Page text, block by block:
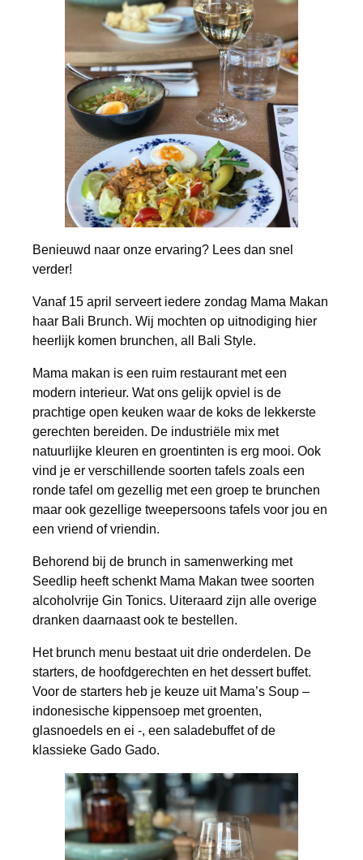
Benieuwd naar onze ervaring? Lees dan snel
verder!
Vanaf 15 april serveert iedere zondag Mama Makan
haar Bali Brunch. Wij mochten op uitnodiging hier
heerlijk komen brunchen, all Bali Style.
Mama makan is een ruim restaurant met een
modern interieur. Wat ons gelijk opviel is de
prachtige open keuken waar de koks de lekkerste
gerechten bereiden. De industriële mix met
natuurlijke kleuren en groentinten is erg mooi. Ook
vind je er verschillende soorten tafels zoals een
ronde tafel om gezellig met een groep te brunchen
maar ook gezellige tweepersoons tafels voor jou en
een vriend of vriendin.
Behorend bij de brunch in samenwerking met
Seedlip heeft schenkt Mama Makan twee soorten
alcoholvrije Gin Tonics. Uiteraard zijn alle overige
dranken daarnaast ook te bestellen.
Het brunch menu bestaat uit drie onderdelen. De
starters, de hoofdgerechten en het dessert buffet.
Voor de starters heb je keuze uit Mama’s Soup –
indonesische kippensoep met groenten,
glasnoedels en ei -, een saladebuffet of de
klassieke Gado Gado.